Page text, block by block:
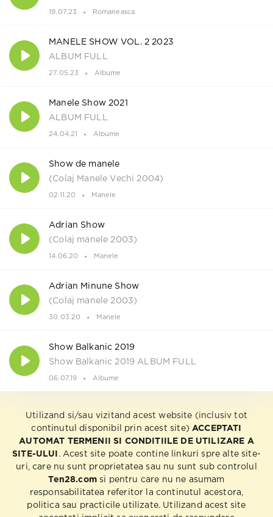
19.07.23 Romaneasca
MANELE SHOW VOL. 2 2023
ALBUM FULL
27.05.23 Albume
Manele Show 2021
ALBUM FULL
24.04.21 Albume
Show de manele
(Colaj Manele Vechi 2004)
02.11.20 Manele
Adrian Show
(Colaj manele 2003)
14.06.20 Manele
Adrian Minune Show
(Colaj manele 2003)
30.03.20 Manele
Show Balkanic 2019
Show Balkanic 2019 ALBUM FULL
06.07.19 Albume
Utilizand si/sau vizitand acest website (inclusiv tot
continutul disponibil prin acest site) ACCEPTATI
AUTOMAT TERMENII SI CONDITIILE DE UTILIZARE A
SITE-ULUI
. Acest site poate contine linkuri spre alte site-
uri, care nu sunt proprietatea sau nu sunt sub controlul
Ten28.comsi pentru care nu ne asumam
responsabilitatea referitor la continutul acestora,
politica sau practicile utilizate. Utilizand acest site